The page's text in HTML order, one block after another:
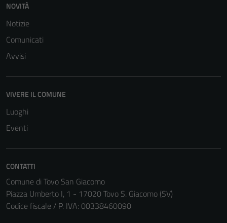
NOVITÀ
Notizie
Comunicati
Avvisi
VIVERE IL COMUNE
Luoghi
Eventi
CONTATTI
Comune di Tovo San Giacomo
Piazza Umberto I, 1 - 17020 Tovo S. Giacomo (SV)
Codice fiscale / P. IVA: 00338460090
funzionamento
del sito e non